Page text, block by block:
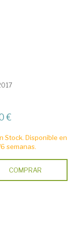
€
Stock. Disponible en
semanas.
COMPRAR